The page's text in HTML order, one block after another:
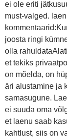
ei ole eriti
must-valged.
joosta ringi
olla
et tekiks
on mõelda, on
äri alustamine ja
samasugune.
ei suuda oma
et laenu saab
kahtlust, siis on